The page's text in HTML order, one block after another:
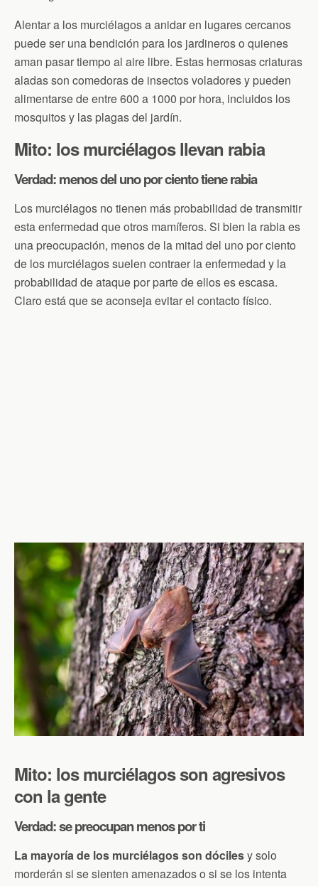
Alentar a los murciélagos a anidar en lugares cercanos
puede ser una bendición para los jardineros o quienes
aman pasar tiempo al aire libre. Estas hermosas criaturas
aladas son comedoras de insectos voladores y pueden
alimentarse de entre 600 a 1000 por hora, incluidos los
mosquitos y las plagas del jardín.
Mito: los murciélagos llevan rabia
Verdad: menos del uno por ciento tiene rabia
Los murciélagos no tienen más probabilidad de transmitir
esta enfermedad que otros mamíferos. Si bien la rabia es
una preocupación, menos de la mitad del uno por ciento
de los murciélagos suelen contraer la enfermedad y la
probabilidad de ataque por parte de ellos es escasa.
Claro está que se aconseja evitar el contacto físico.
Mito: los murciélagos son agresivos
con la gente
Verdad: se preocupan menos por ti
La mayoría de los murciélagos son dócilesy solo
morderán si se sienten amenazados o si se los intenta